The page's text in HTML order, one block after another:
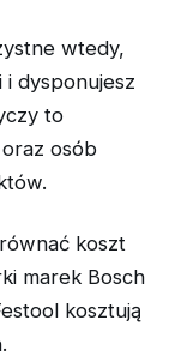
wtedy,
i dysponujesz
to
osób
koszt
marek Bosch
kosztują